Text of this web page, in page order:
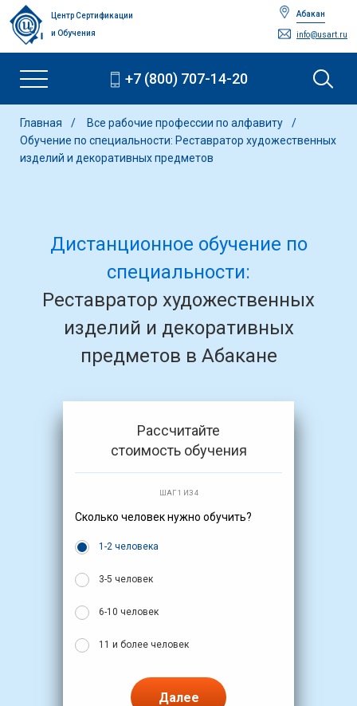
Центр Сертификации
и Обучения
Абакан
info@usart.ru
+7 (800) 707-14-20
Главная
Все рабочие профессии по алфавиту
Обучение по специальности: Реставратор художественных
изделий и декоративных предметов
Дистанционное обучение по
специальности:
Реставратор художественных
изделий и декоративных
предметов в Абакане
Рассчитайте
стоимость обучения
ШАГ 1 ИЗ 4
Сколько человек нужно обучить?
1-2 человека
3-5 человек
6-10 человек
11 и более человек
Далее